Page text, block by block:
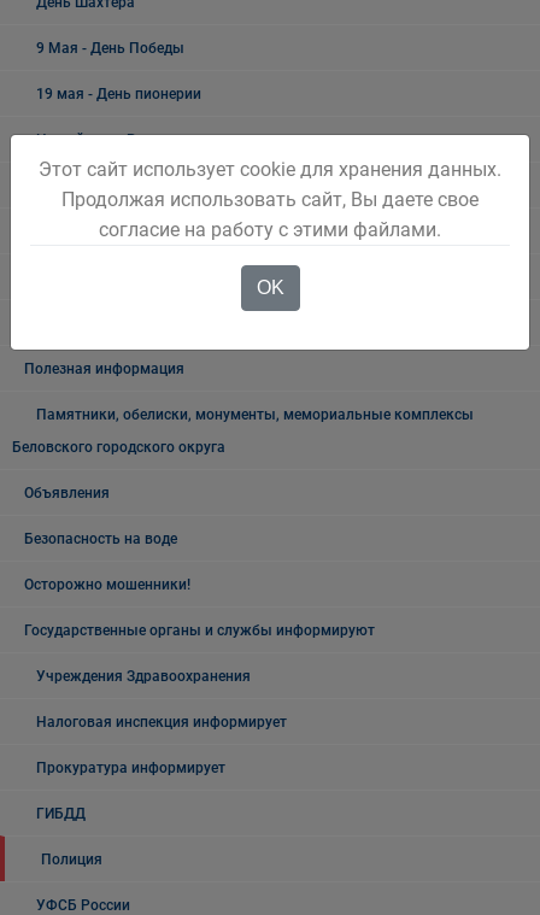
9 Мая - День Победы
19 мая - День пионерии
Новый год и Рождество
Как живёшь, ветеран?
Полезная информация
Памятники, обелиски, монументы, мемориальные комплексы
Беловского городского округа
Объявления
Безопасность на воде
Осторожно мошенники!
Государственные органы и службы информируют
Учреждения Здравоохранения
Налоговая инспекция информирует
Прокуратура информирует
ГИБДД
Полиция
УФСБ России
Этот сайт использует cookie для хранения данных.
Продолжая использовать сайт, Вы даете свое
согласие на работу с этими файлами.
OK